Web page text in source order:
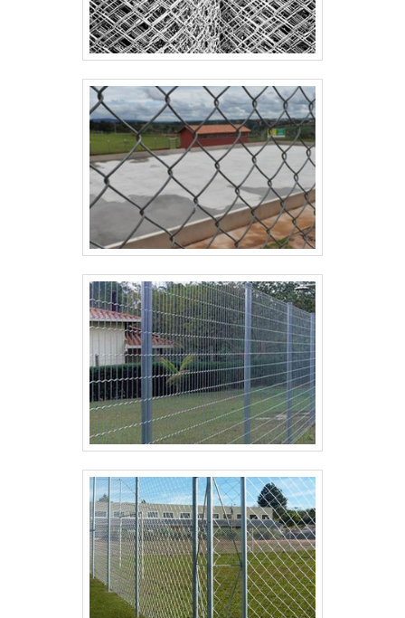
instalação, tabelas de consumo e recomendações
de fixação que acompanham cada lote. A informação
aplicada reduz erros comuns de assentamento em
cercas de 1 metro e permite estimativas precisas de
materiais. Consulte sobre nósou nossa página
institucional para projetos e, se necessário, solicite
contato direto com um consultor técnico;
agradecemos a confiança em nossa equipe.
Garantia técnica padrão com cobertura de 12 a 36
Suporte remoto e visita técnica mediante
avaliação
Relatórios e laudos para compras institucionais
Documentação objetiva e suporte técnico reduzem
tempo de instalação e custos de manutenção em até
30% em projetos repetidos.
Solicite informação detalhada e consulte nossas
referências; agradecemos seu interesse e
garantimos retorno rápido para estabelecer contato
e validar sua experiencia.
CONCLUSÃO